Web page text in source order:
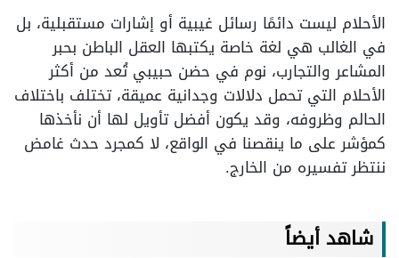
الأحلام ليست دائمًا رسائل غيبية أو إشارات مستقبلية، بل
في الغالب هي لغة خاصة يكتبها العقل الباطن بحبر
المشاعر والتجارب، نوم في حضن حبيبي تُعد من أكثر
الأحلام التي تحمل دلالات وجدانية عميقة، تختلف باختلاف
الحالم وظروفه، وقد يكون أفضل تأويل لها أن نأخذها
كمؤشر على ما ينقصنا في الواقع، لا كمجرد حدث غامض
ننتظر تفسيره من الخارج.
شاهد أيضاً